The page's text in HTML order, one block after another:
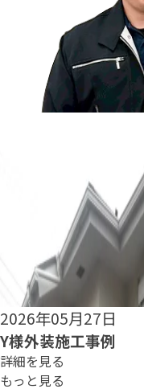
2026年05月25日
S様外装施工事例
詳細を見る
もっと見る